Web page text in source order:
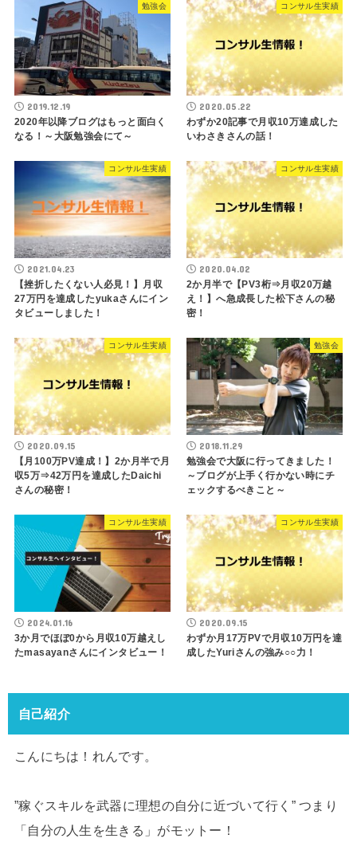
勉強会
2019.12.19
2020年以降ブログはもっと面白く
なる！～大阪勉強会にて～
コンサル生実績
2020.05.22
わずか20記事で月収10万達成した
いわさきさんの話！
コンサル生実績
2021.04.23
【挫折したくない人必見！】月収
27万円を達成したyukaさんにイン
タビューしました！
コンサル生実績
2020.04.02
2か月半で【PV3桁⇒月収20万越
え！】へ急成長した松下さんの秘
密！
コンサル生実績
2020.09.15
【月100万PV達成！】2か月半で月
収5万⇒42万円を達成したDaichi
さんの秘密！
勉強会
2018.11.29
勉強会で大阪に行ってきました！
～ブログが上手く行かない時にチ
ェックするべきこと～
コンサル生実績
2024.01.16
3か月でほぼ0から月収10万越えし
たmasayanさんにインタビュー！
コンサル生実績
2020.09.15
わずか月17万PVで月収10万円を達
成したYuriさんの強み○○力！
自己紹介
こんにちは！れんです。
”稼ぐスキルを武器に理想の自分に近づいて行く” つまり
「自分の人生を生きる」がモットー！